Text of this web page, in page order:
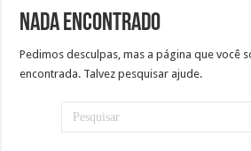
Nada encontrado
Pedimos desculpas, mas a página que você
encontrada. Talvez pesquisar ajude.